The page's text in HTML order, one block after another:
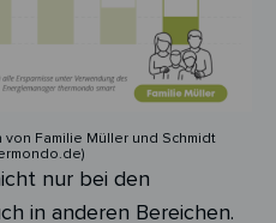
Familie Müller und Schmidt
nur bei den
in anderen Bereichen.